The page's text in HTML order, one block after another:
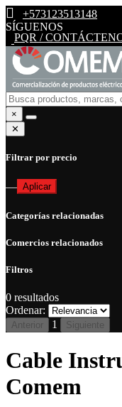
+573123513148
SÍGUENOS
PQR /
×
✕
Filtrar por precio
— Aplicar
Categorías relacionadas
Comercios relacionados
Filtros
0 resultados
Ordenar:
Anterior 1 Siguiente
Cable
Comem